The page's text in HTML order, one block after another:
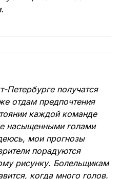
«романтичный футбол».
же количество голов,
Петербурге получатся
отдам предпочтения